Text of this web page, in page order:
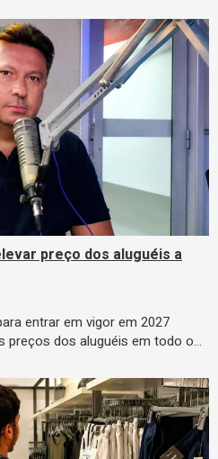
preço dos aluguéis a
entrar em vigor em 2027
preços dos aluguéis em todo o…